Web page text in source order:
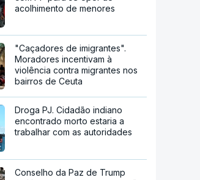
acolhimento de menores
"Caçadores de imigrantes".
Moradores incentivam à
violência contra migrantes nos
bairros de Ceuta
Droga PJ. Cidadão indiano
encontrado morto estaria a
trabalhar com as autoridades
Conselho da Paz de Trump